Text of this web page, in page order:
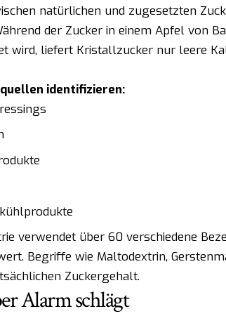
natürlichen und zugesetzten
der Zucker in einem Apfel von
wird, liefert Kristallzucker nur leere
identifizieren:
verwendet über 60 verschiedene
Begriffe wie Maltodextrin,
Zuckergehalt.
Alarm schlägt